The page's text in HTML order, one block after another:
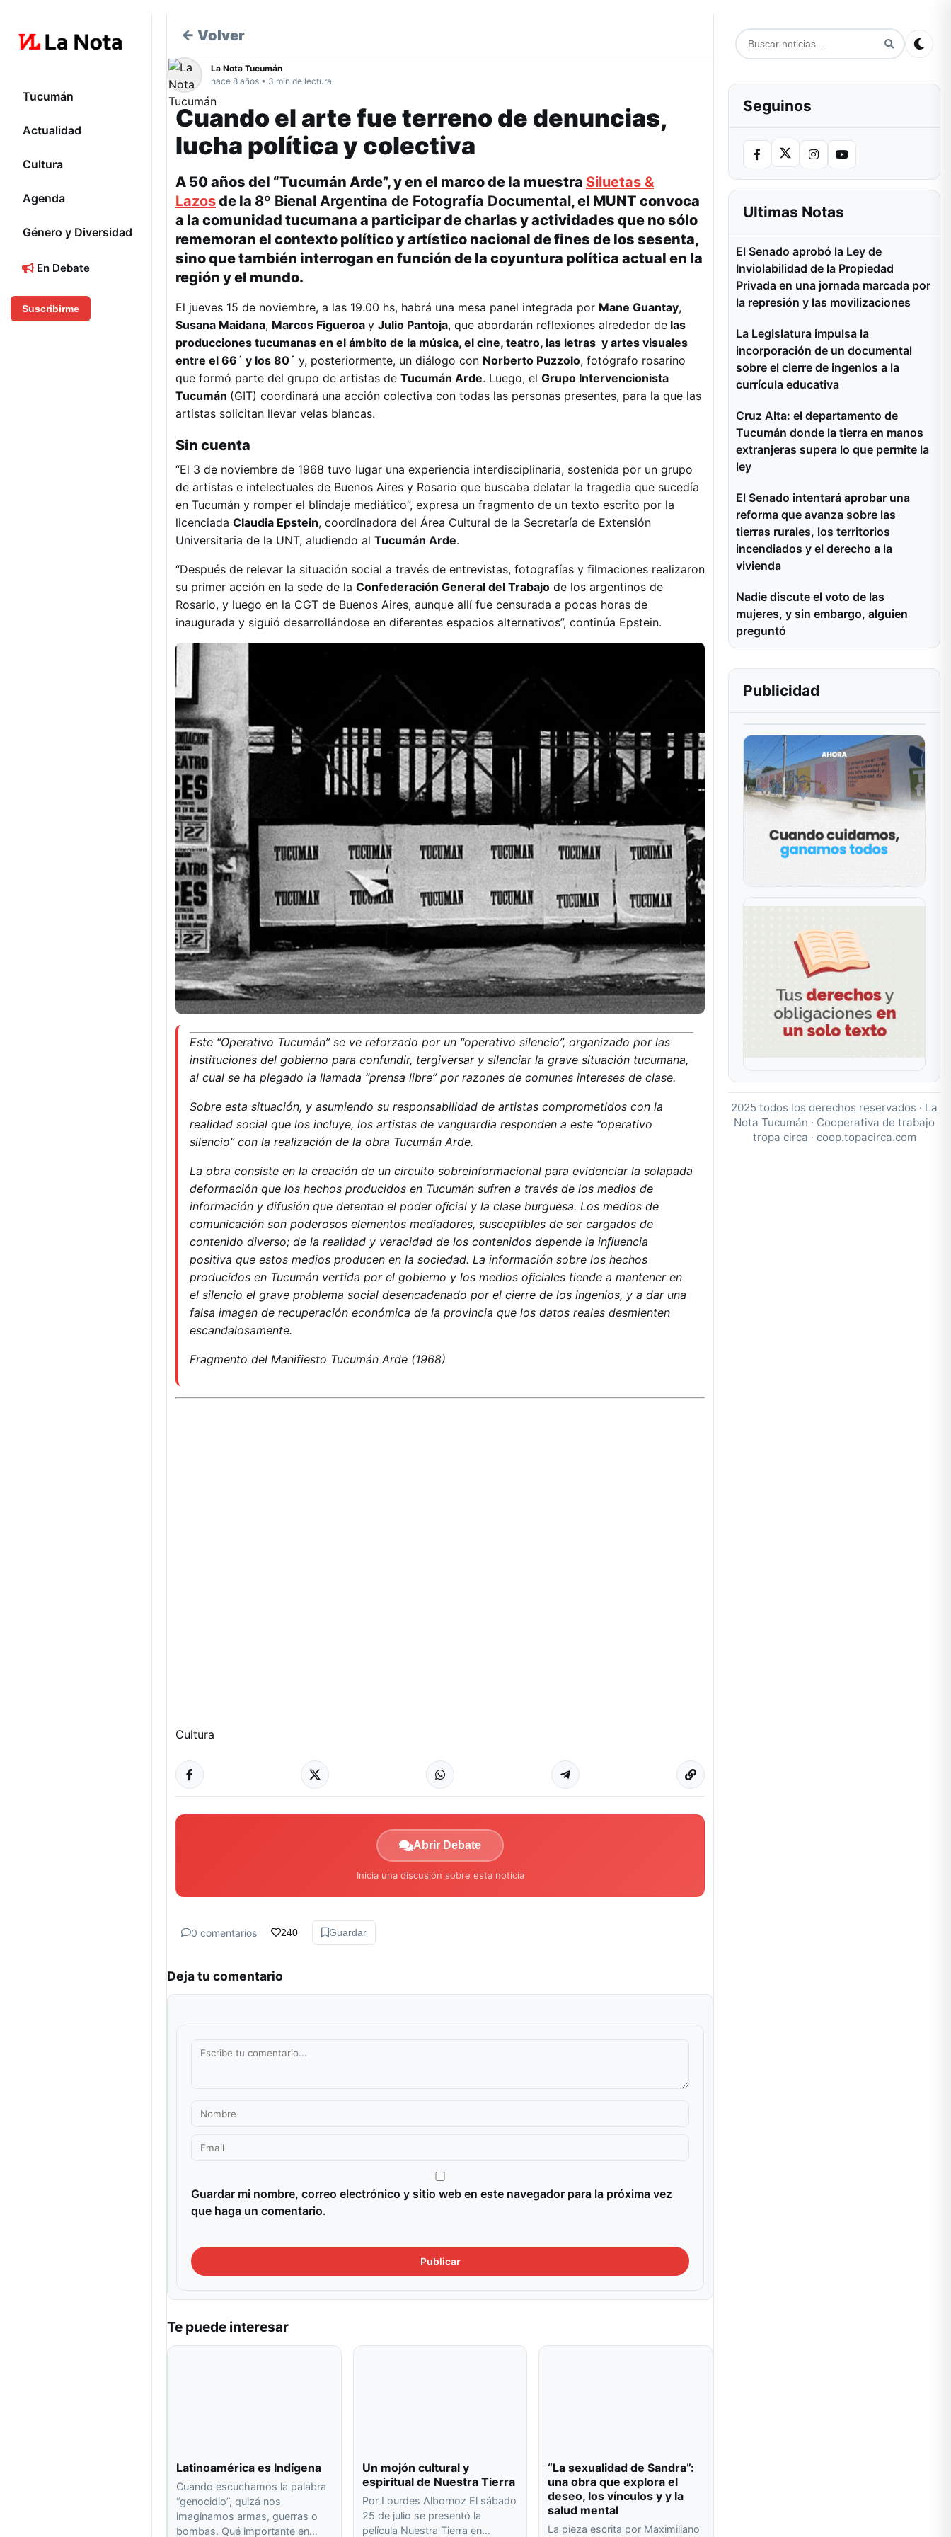
Tucumán
Actualidad
Cultura
Agenda
Género y Diversidad
En Debate
Suscribirme
← Volver
La Nota Tucumán
hace 8 años • 3 min de lectura
Cuando el arte fue terreno de denuncias,
lucha política y colectiva
A 50 años del “Tucumán Arde”, y en el marco de la muestra Siluetas &
Lazosde la 8º Bienal Argentina de Fotografía Documental, el MUNT convoca
a la comunidad tucumana a participar de charlas y actividades que no sólo
rememoran el contexto político y artístico nacional de fines de los sesenta,
sino que también interrogan en función de la coyuntura política actual en la
región y el mundo.
El jueves 15 de noviembre, a las 19.00 hs, habrá una mesa panel integrada por Mane Guantay,
Susana Maidana, Marcos Figueroa y Julio Pantoja, que abordarán reflexiones alrededor de las
producciones tucumanas en el ámbito de la música, el cine, teatro, las letras y artes visuales
entre el 66´ y los 80´ y, posteriormente, un diálogo con Norberto Puzzolo, fotógrafo rosarino
que formó parte del grupo de artistas de Tucumán Arde. Luego, el Grupo Intervencionista
Tucumán (GIT) coordinará una acción colectiva con todas las personas presentes, para la que las
artistas solicitan llevar velas blancas.
Sin cuenta
“El 3 de noviembre de 1968 tuvo lugar una experiencia interdisciplinaria, sostenida por un grupo
de artistas e intelectuales de Buenos Aires y Rosario que buscaba delatar la tragedia que sucedía
en Tucumán y romper el blindaje mediático”, expresa un fragmento de un texto escrito por la
licenciada Claudia Epstein, coordinadora del Área Cultural de la Secretaría de Extensión
Universitaria de la UNT, aludiendo al Tucumán Arde.
“Después de relevar la situación social a través de entrevistas, fotografías y filmaciones realizaron
su primer acción en la sede de la Confederación General del Trabajo de los argentinos de
Rosario, y luego en la CGT de Buenos Aires, aunque allí fue censurada a pocas horas de
inaugurada y siguió desarrollándose en diferentes espacios alternativos”, continúa Epstein.
Este “Operativo Tucumán” se ve reforzado por un “operativo silencio”, organizado por las
instituciones del gobierno para confundir, tergiversar y silenciar la grave situación tucumana,
al cual se ha plegado la llamada “prensa libre” por razones de comunes intereses de clase.
Sobre esta situación, y asumiendo su responsabilidad de artistas comprometidos con la
realidad social que los incluye, los artistas de vanguardia responden a este “operativo
silencio” con la realización de la obra Tucumán Arde.
La obra consiste en la creación de un circuito sobreinformacional para evidenciar la solapada
deformación que los hechos producidos en Tucumán sufren a través de los medios de
información y difusión que detentan el poder oﬁcial y la clase burguesa. Los medios de
comunicación son poderosos elementos mediadores, susceptibles de ser cargados de
contenido diverso; de la realidad y veracidad de los contenidos depende la inﬂuencia
positiva que estos medios producen en la sociedad. La información sobre los hechos
producidos en Tucumán vertida por el gobierno y los medios oﬁciales tiende a mantener en
el silencio el grave problema social desencadenado por el cierre de los ingenios, y a dar una
falsa imagen de recuperación económica de la provincia que los datos reales desmienten
escandalosamente.
Fragmento del Manifiesto Tucumán Arde (1968)
Cultura
Abrir Debate
Inicia una discusión sobre esta noticia
0 comentarios 240 Guardar
Deja tu comentario
Guardar mi nombre, correo electrónico y sitio web en este navegador para la próxima vez
que haga un comentario.
Te puede interesar
Latinoamérica es Indígena
Cuando escuchamos la palabra
“genocidio”, quizá nos
imaginamos armas, guerras o
bombas. Qué importante en…
Un mojón cultural y
espiritual de Nuestra Tierra
Por Lourdes Albornoz El sábado
25 de julio se presentó la
película Nuestra Tierra en…
“La sexualidad de Sandra”:
una obra que explora el
deseo, los vínculos y y la
salud mental
La pieza escrita por Maximiliano
Seguinos
Ultimas Notas
El Senado aprobó la Ley de
Inviolabilidad de la Propiedad
Privada en una jornada marcada por
la represión y las movilizaciones
La Legislatura impulsa la
incorporación de un documental
sobre el cierre de ingenios a la
currícula educativa
Cruz Alta: el departamento de
Tucumán donde la tierra en manos
extranjeras supera lo que permite la
ley
El Senado intentará aprobar una
reforma que avanza sobre las
tierras rurales, los territorios
incendiados y el derecho a la
vivienda
Nadie discute el voto de las
mujeres, y sin embargo, alguien
preguntó
Publicidad
2025 todos los derechos reservados · La
Nota Tucumán · Cooperativa de trabajo
tropa circa · coop.topacirca.com